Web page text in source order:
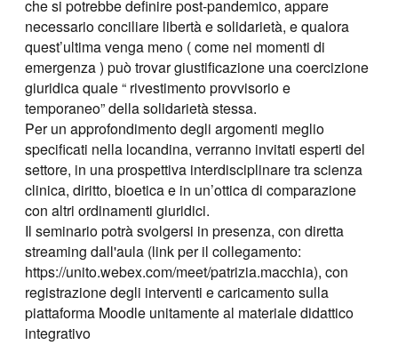
che si potrebbe definire post-pandemico, appare
necessario conciliare libertà e solidarietà, e qualora
quest’ultima venga meno ( come nei momenti di
emergenza ) può trovar giustificazione una coercizione
giuridica quale “ rivestimento provvisorio e
temporaneo” della solidarietà stessa.
Per un approfondimento degli argomenti meglio
specificati nella locandina, verranno invitati esperti del
settore, in una prospettiva interdisciplinare tra scienza
clinica, diritto, bioetica e in un’ottica di comparazione
con altri ordinamenti giuridici.
Il seminario potrà svolgersi in presenza, con diretta
streaming dall'aula (link per il collegamento:
https://unito.webex.com/meet/patrizia.macchia), con
registrazione degli interventi e caricamento sulla
piattaforma Moodle unitamente al materiale didattico
integrativo